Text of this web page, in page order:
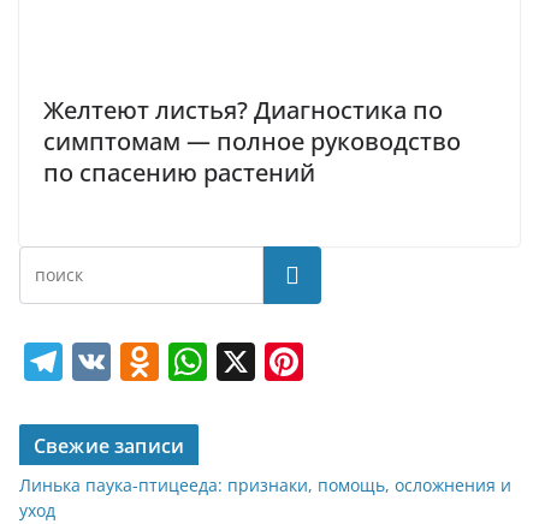
Желтеют листья? Диагностика по
симптомам — полное руководство
по спасению растений
Поиск
T
e
gr
V O
n
o
W
s
X
e
Свежие записи
Линька паука-птицееда: признаки, помощь, осложнения и
уход